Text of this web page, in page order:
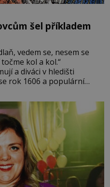
šel příkladem
vedem se, nesem se
kol a kol.“
a diváci v hledišti
rok 1606 a populární
ji pro krále Jakuba I., jenž